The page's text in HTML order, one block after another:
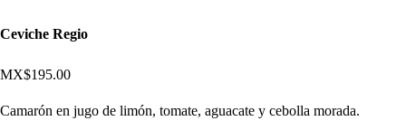
Ceviche Regio
MX$195.00
Camarón en jugo de limón, tomate, aguacate y cebolla morada.